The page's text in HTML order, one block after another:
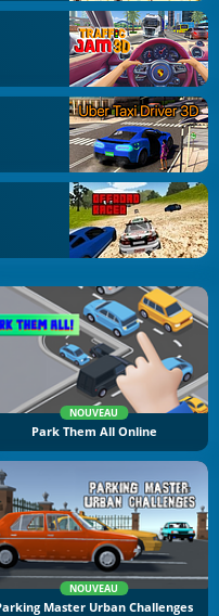
NOUVEAU
Park Them All Online
NOUVEAU
Master Urban Challenges